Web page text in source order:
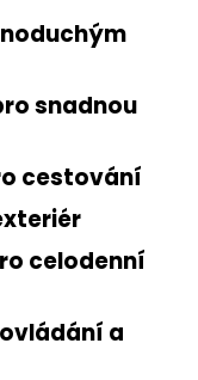
snadnou
cestování
celodenní
a